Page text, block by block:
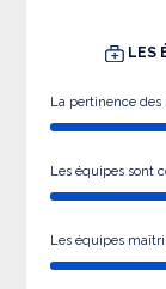
LES
La pertinence des
Les équipes sont
Les équipes